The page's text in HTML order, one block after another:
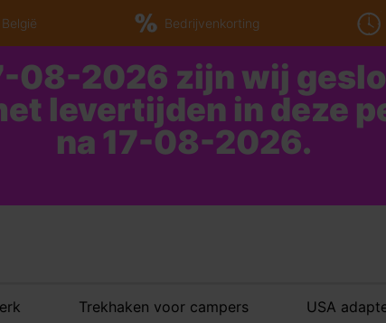
Bedrijvenkorting
08-2026 zijn wij
levertijden in deze
na 17-08-2026.
Trekhaken voor campers USA